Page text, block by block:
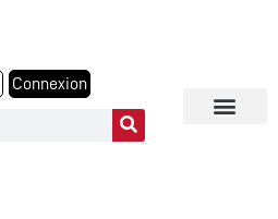
Connexion